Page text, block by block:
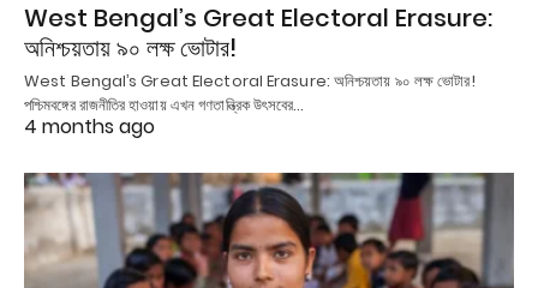
West Bengal’s Great Electoral Erasure:
অনিশ্চয়তায় ৯০ লক্ষ ভোটার!
West Bengal’s Great Electoral Erasure: অনিশ্চয়তায় ৯০ লক্ষ ভোটার!
পশ্চিমবঙ্গের রাজনীতির হাওয়ায় এখন গণতান্ত্রিক উৎসবের…
4 months ago